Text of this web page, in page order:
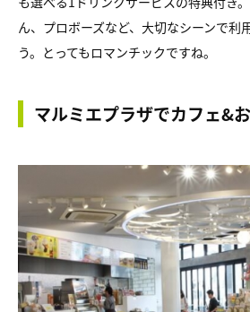
ん、プロボーズなど、大切なシーンで利
う。とってもロマンチックですね。
マルミエプラザでカフェ&